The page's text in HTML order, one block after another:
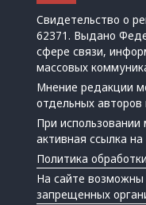
Свидетельство о
62371. Выдано
сфере связи,
массовых
Мнение редакции
отдельных авторов
При использовании
активная ссылка на
Политика
На сайте
запрещенных